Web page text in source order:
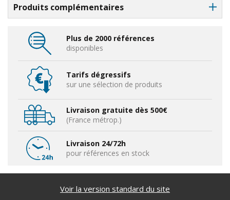
Produits complémentaires
Plus de 2000 références
disponibles
Tarifs dégressifs
sur une sélection de produits
Livraison gratuite dès 500€
(France métrop.)
Livraison 24/72h
pour références en stock
Voir la version standard du site